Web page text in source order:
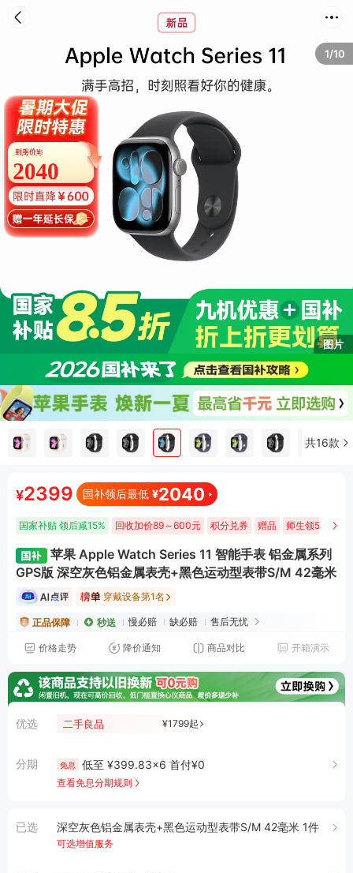
我的
图片
1/10
共16款
¥2399 国补领后最低 ¥2040
国家补贴 领后减15% 回收加价89～600元 积分兑券 赠品 师生领50元立
苹果 Apple Watch Series 11 智能手表 铝金属系列
GPS版 深空灰色铝金属表壳+黑色运动型表带S/M 42毫米
穿戴设备第1名
正品保障 秒送 慢必赔 缺必赔 售后无忧
价格走势 降价通知 商品对比 开箱演示
优选 二手良品 ¥1799起
分期 免息 低至 ¥399.83×6 首付¥0
查看免息分期规则
已选 深空灰色铝金属表壳+黑色运动型表带S/M 42毫米 1件
可选增值服务